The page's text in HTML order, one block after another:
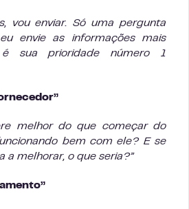
vou enviar. Só uma pergunta
envie as informações mais
é sua prioridade número 1
melhor do que começar do
bem com ele? E se
a melhorar, o que seria?”